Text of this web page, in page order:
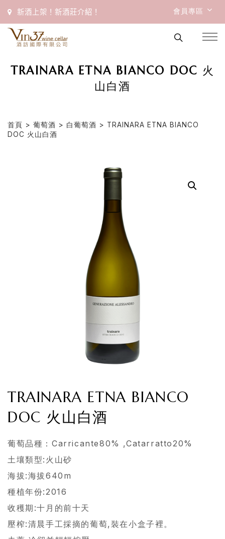
新酒上架！新酒莊介紹！ 會員專區
TRAINARA ETNA BIANCO DOC 火
山白酒
首頁 > 葡萄酒 > 白葡萄酒 > TRAINARA ETNA BIANCO
DOC 火山白酒
TRAINARA ETNA BIANCO
DOC 火山白酒
葡萄品種：Carricante80% ,Catarratto20%
土壤類型:火山砂
海拔:海拔640m
種植年份:2016
收穫期:十月的前十天
壓榨:清晨手工採摘的葡萄,裝在小盒子裡。